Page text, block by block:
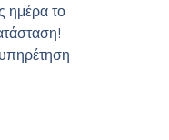
ημέρα το